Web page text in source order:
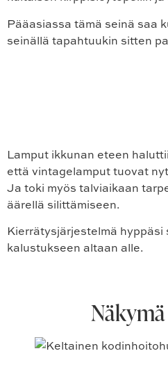
Pääasiassa tämä seinä saa
seinällä tapahtuukin sitten
Lamput ikkunan eteen
että vintagelamput tuovat
Ja toki myös talviaikaan
äärellä silittämiseen.
Kierrätysjärjestelmä
kalustukseen altaan alle.